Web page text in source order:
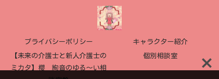
プライバシーポリシー キャラクター紹介
【未来の介護士と新人介護士の
ミカタ】櫻 絢音のゆる〜い相
個別相談室